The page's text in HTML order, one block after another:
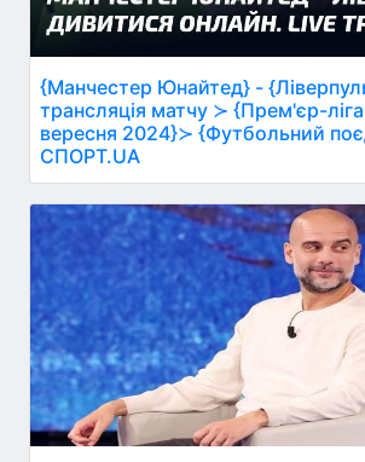
{Манчестер Юнайтед} -
трансляція матчу ≻ {Прем'єр-ліга
вересня 2024}≻ {Футбольний
СПОРТ.UA